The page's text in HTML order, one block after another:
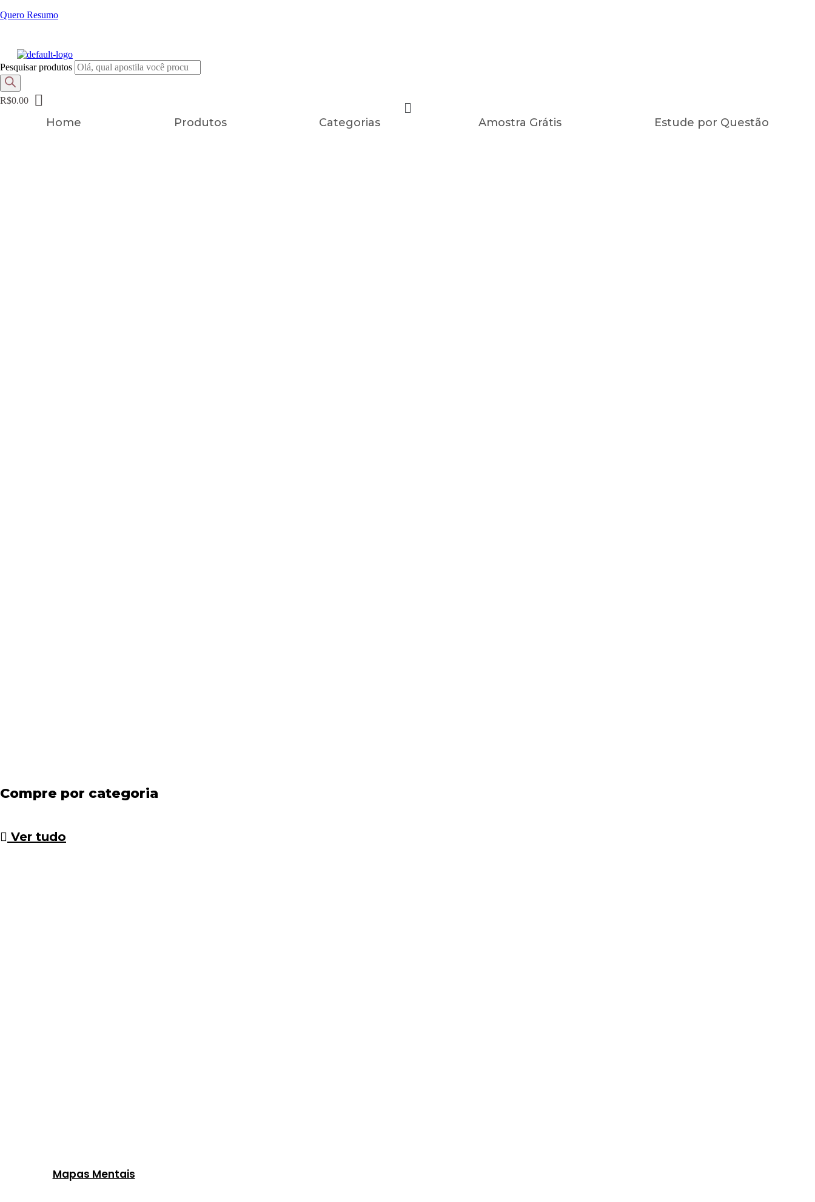
Quero Resumo
Pesquisar produtos
R$0.00
Home Produtos Categorias Amostra Grátis Estude por Questão
Compre por categoria
Ver tudo
Mapas Mentais